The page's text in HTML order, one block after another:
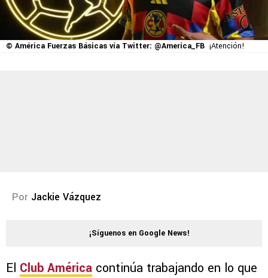
© América Fuerzas Básicas vía Twitter: @America_FB ¡Atención!
Por Jackie Vázquez
¡Síguenos en Google News!
El Club América continúa trabajando en lo que